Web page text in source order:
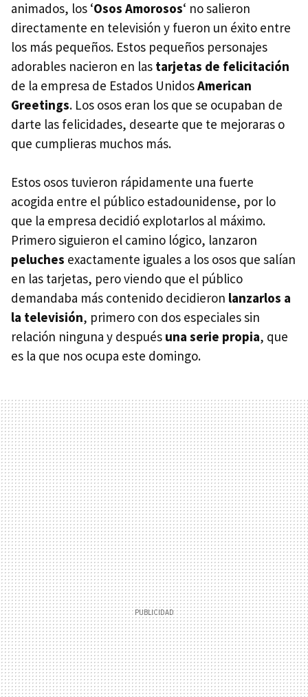
animados, los ‘Osos Amorosos‘ no salieron
directamente en televisión y fueron un éxito entre
los más pequeños. Estos pequeños personajes
adorables nacieron en las tarjetas de felicitación
de la empresa de Estados UnidosAmerican
Greetings. Los osos eran los que se ocupaban de
darte las felicidades, desearte que te mejoraras o
que cumplieras muchos más.
Estos osos tuvieron rápidamente una fuerte
acogida entre el público estadounidense, por lo
que la empresa decidió explotarlos al máximo.
Primero siguieron el camino lógico, lanzaron
peluches exactamente iguales a los osos que salían
en las tarjetas, pero viendo que el público
demandaba más contenido decidieron lanzarlos a
la televisión, primero con dos especiales sin
relación ninguna y después una serie propia, que
es la que nos ocupa este domingo.